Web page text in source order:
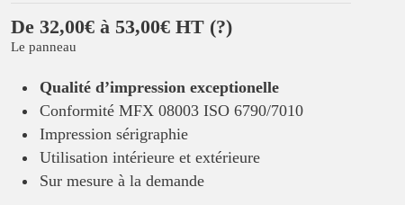
De 32,00€ à 53,00€ HT (?)
Le panneau
Qualité d’impression exceptionelle
Conformité MFX 08003 ISO 6790/7010
Impression sérigraphie
Utilisation intérieure et extérieure
Sur mesure à la demande